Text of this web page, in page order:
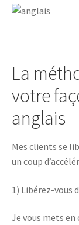
La
votre
anglais
Mes clients se
un coup
1) Libérez-vous
Je vous mets en